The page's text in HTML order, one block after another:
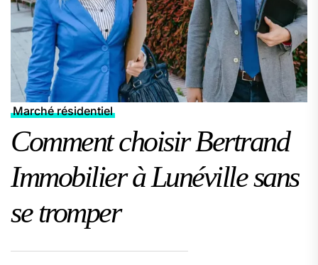
Marché résidentiel
Comment choisir Bertrand
Immobilier à Lunéville sans
se tromper